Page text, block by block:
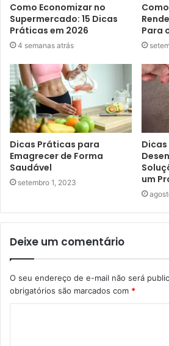
Como Economizar no
Supermercado: 15 Dicas
Práticas em 2026
4 semanas atrás
Para
Dicas Práticas para
Emagrecer de Forma
Saudável
setembro 1, 2023
um
Deixe um comentário
O seu endereço de e-mail não será
obrigatórios são marcados com *